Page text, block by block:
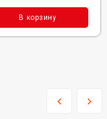
В корзину